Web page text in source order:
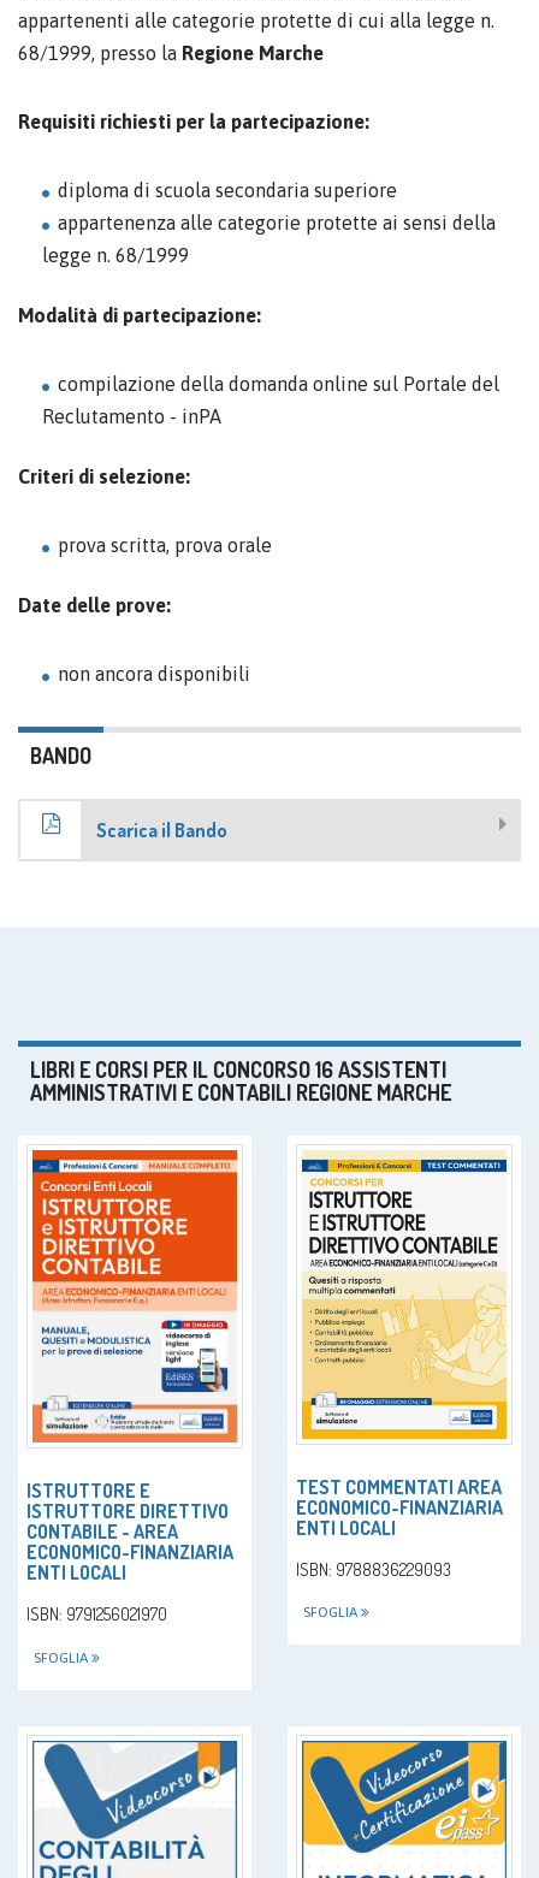
appartenenti alle categorie protette di cui alla legge n.
68/1999, presso la Regione Marche
Requisiti richiesti per la partecipazione:
diploma di scuola secondaria superiore
appartenenza alle categorie protette ai sensi della
legge n. 68/1999
Modalità di partecipazione:
compilazione della domanda online sul Portale del
Reclutamento - inPA
Criteri di selezione:
prova scritta, prova orale
Date delle prove:
non ancora disponibili
BANDO
Scarica il Bando
LIBRI E CORSI PER IL CONCORSO 16 ASSISTENTI
AMMINISTRATIVI E CONTABILI REGIONE MARCHE
ISTRUTTORE E
ISTRUTTORE DIRETTIVO
CONTABILE - AREA
ECONOMICO-FINANZIARIA
ENTI LOCALI
ISBN: 9791256021970
SFOGLIA
TEST COMMENTATI AREA
ECONOMICO-FINANZIARIA
ENTI LOCALI
ISBN: 9788836229093
SFOGLIA